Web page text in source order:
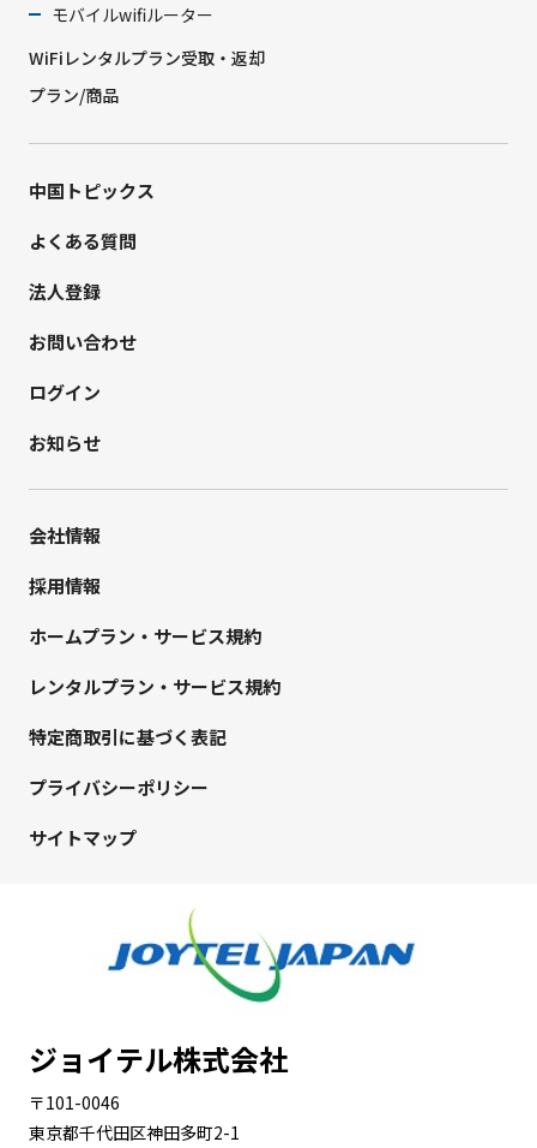
モバイルwifiルーター
WiFiレンタルプラン受取・返却
プラン/商品
中国トピックス
よくある質問
法人登録
お問い合わせ
ログイン
お知らせ
会社情報
採用情報
ホームプラン・サービス規約
レンタルプラン・サービス規約
特定商取引に基づく表記
プライバシーポリシー
サイトマップ
ジョイテル株式会社
〒101-0046
東京都千代田区神田多町2-1